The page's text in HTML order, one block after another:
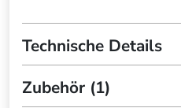
Technische Details
Zubehör (1)